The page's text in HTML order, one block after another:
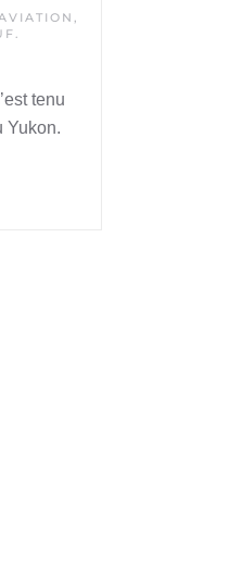
,
.
tenu
Yukon.